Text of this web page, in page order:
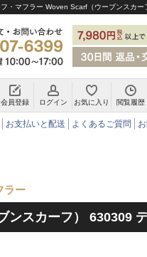
・マフラー Woven Scarf（ウーブンスカ
会員登録 ログイン お気に入り 閲覧履歴
お支払いと配送 よくあるご質問
ラー
ンスカーフ） 630309